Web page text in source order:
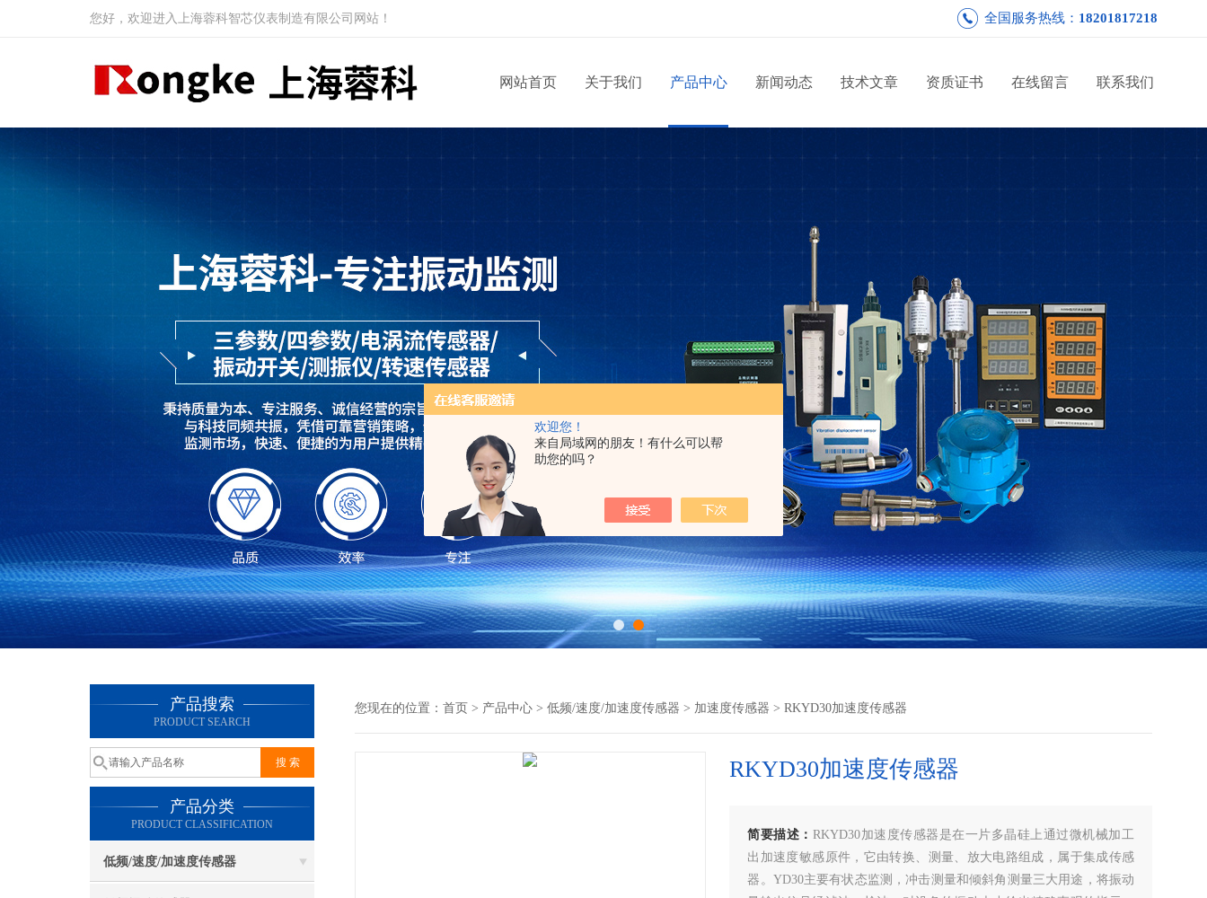
欢迎您！
来自局域网的朋友！有什么可以帮
助您的吗？
您好，欢迎进入上海蓉科智芯仪表制造有限公司网站！ 全国服务热线： 18201817218
网站首页 关于我们 产品中心 新闻动态 技术文章 资质证书 在线留言 联系我们
产品搜索
PRODUCT SEARCH
产品分类
PRODUCT CLASSIFICATION
低频/速度/加速度传感器
您现在的位置： 首页 > 产品中心 > 低频/速度/加速度传感器 > 加速度传感器 > RKYD30加速度传感器
RKYD30加速度传感器
简要描述： RKYD30加速度传感器是在一片多晶硅上通过微机械加工
出加速度敏感原件，它由转换、测量、放大电路组成，属于集成传感
器。YD30主要有状态监测，冲击测量和倾斜角测量三大用途，将振动